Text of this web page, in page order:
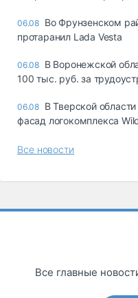
06.08 Во Фрунзенском
протаранил Lada Vesta
06.08 В Воронежской
100 тыс. руб. за
06.08 В Тверской
фасад логокомплекса
Все новости
Все главные